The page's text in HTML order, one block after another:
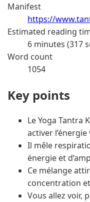
Manifest
https://
Estimated reading
6 minutes (317
Word count
1054
Key points
Le Yoga Tantra
activer
Il mêle
énergie et
Ce mélange
concentration
Vous allez voir,